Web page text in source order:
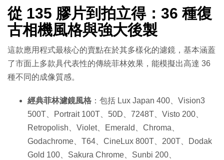
從 135 膠片到拍立得：36 種復
古相機風格與強大後製
這款應用程式最核心的賣點在於其多樣化的濾鏡，基本涵蓋
了市面上多款具代表性的傳統菲林效果，能模擬出高達 36
種不同的成像質感。
經典菲林濾鏡風格 ：包括 Lux Japan 400、Vision3
500T、Portrait 100T、50D、7248T、Visto 200、
Retropolish、Violet、Emerald、Chroma、
Godachrome、T64、CineLux 800T、200T、Dodak
Gold 100、Sakura Chrome、Sunbi 200、